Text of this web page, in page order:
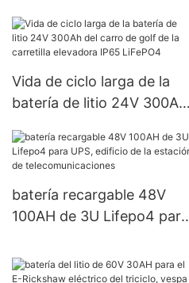
24V, 30A, 25,6 V, 30A,
Lifepo4
Vida de ciclo larga de la
batería de litio 24V 300Ah
carretilla elevadora IP65
LiFePO4
batería recargable 48V
100AH ​​de 3U Lifepo4 para
de telecomunicaciones